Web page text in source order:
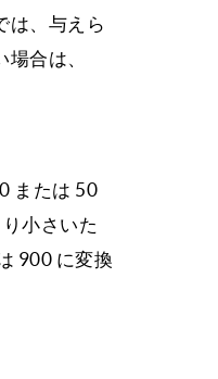
は、与えら
合は、
または 50
小さいた
900 に変換